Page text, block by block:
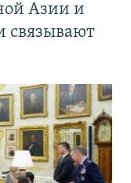
Азии и
связывают